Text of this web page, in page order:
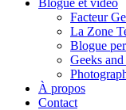
Blogue et vidéo
Facteur
La Zone
Blogue
Geeks
À propos
Contact